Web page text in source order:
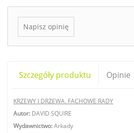
Napisz opinię
Szczegóły produktu Opinie
KRZEWY I DRZEWA. FACHOWE RADY
Autor: DAVID SQUIRE
Wydawnictwo:Arkady